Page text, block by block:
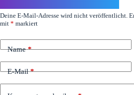
Deine E-Mail-Adresse wird nicht veröffentlicht.
mit * markiert
Name*
E-Mail*